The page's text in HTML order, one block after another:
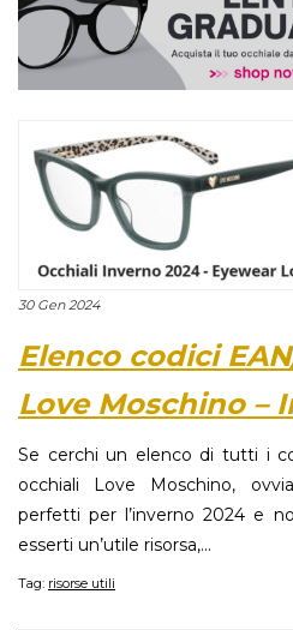
30 Gen 2024
Elenco codici
Love Moschino –
Se cerchi un elenco di tutti i
occhiali Love Moschino,
perfetti per l’inverno 2024 e
esserti un’utile risorsa,...
Tag: risorse utili